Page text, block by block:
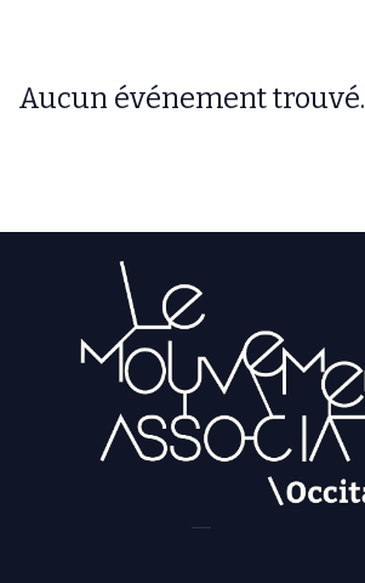
Aucun événement trouvé.